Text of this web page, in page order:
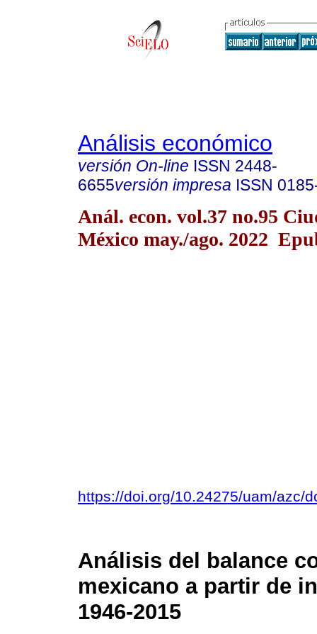
Análisis económico
versión On-line ISSN 2448-
6655versión impresa ISSN
Anál. econ. vol.37 no.95
México may./ago. 2022
https://doi.org/10.24275/uam/azc/
Análisis del balance
mexicano a partir de
1946-2015